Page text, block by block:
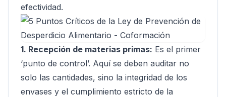
efectividad.
1. Recepción de materias primas: Es el primer
‘punto de control’. Aquí se deben auditar no
solo las cantidades, sino la integridad de los
envases y el cumplimiento estricto de la